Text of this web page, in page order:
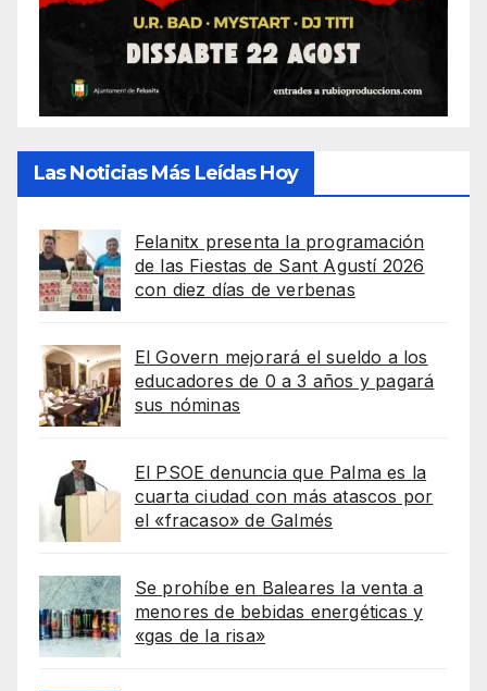
Las Noticias Más Leídas Hoy
Felanitx presenta la programación
de las Fiestas de Sant Agustí 2026
con diez días de verbenas
El Govern mejorará el sueldo a los
educadores de 0 a 3 años y pagará
sus nóminas
El PSOE denuncia que Palma es la
cuarta ciudad con más atascos por
el «fracaso» de Galmés
Se prohíbe en Baleares la venta a
menores de bebidas energéticas y
«gas de la risa»